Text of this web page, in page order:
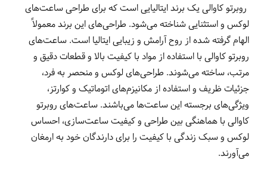
روبرتو کاوالی یک برند ایتالیایی است که برای طراحی ساعت‌های
لوکس و استثنایی شناخته می‌شود. طراحی‌های این برند معمولاً
الهام گرفته شده از روح آرامش و زیبایی ایتالیا است. ساعت‌های
روبرتو کاوالی با استفاده از مواد با کیفیت بالا و قطعات دقیق و
مرتب، ساخته می‌شوند. طراحی‌های لوکس و منحصر به فرد،
جزئیات ظریف و استفاده از مکانیزم‌های اتوماتیک و کوارتز،
ویژگی‌های برجسته این ساعت‌ها می‌باشند. ساعت‌های روبرتو
کاوالی با هماهنگی بین طراحی و کیفیت ساعت‌سازی، احساس
لوکس و سبک زندگی با کیفیت را برای دارندگان خود به ارمغان
می‌آورند.